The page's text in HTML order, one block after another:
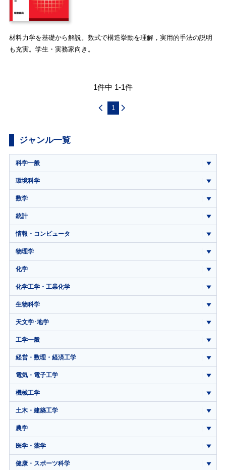
材料力学を基礎から解説。数式で構造挙動を理解，実用的手法の説明
も充実。学生・実務家向き。
1件中 1-1件
1
ジャンル一覧
科学一般
環境科学
数学
統計
情報・コンピュータ
物理学
化学
化学工学・工業化学
生物科学
天文学･地学
工学一般
経営・数理・経済工学
電気・電子工学
機械工学
土木・建築工学
農学
医学・薬学
健康・スポーツ科学